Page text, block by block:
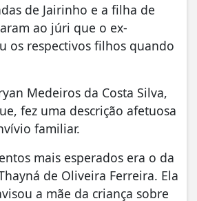
de Jairinho e a filha de
ao júri que o ex-
os respectivos filhos quando
Medeiros da Costa Silva,
fez uma descrição afetuosa
familiar.
mais esperados era o da
de Oliveira Ferreira. Ela
a mãe da criança sobre